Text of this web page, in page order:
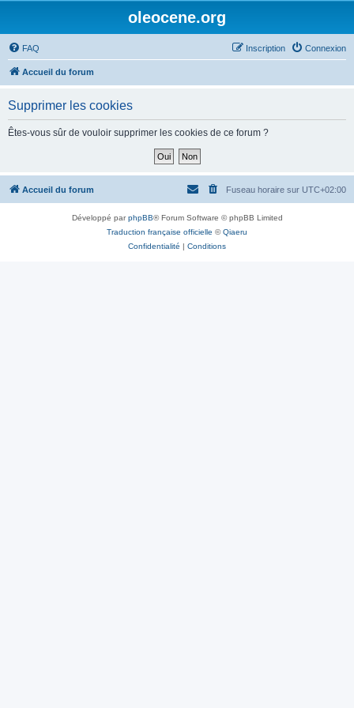
oleocene.org
FAQ Connexion
Inscription
Accueil du forum
Supprimer les cookies
Êtes-vous sûr de vouloir supprimer les cookies de ce forum ?
Accueil du forum Fuseau horaire sur UTC+02:00
Développé parphpBB® Forum Software © phpBB Limited
Traduction française officielle ©Qiaeru
Confidentialité | Conditions